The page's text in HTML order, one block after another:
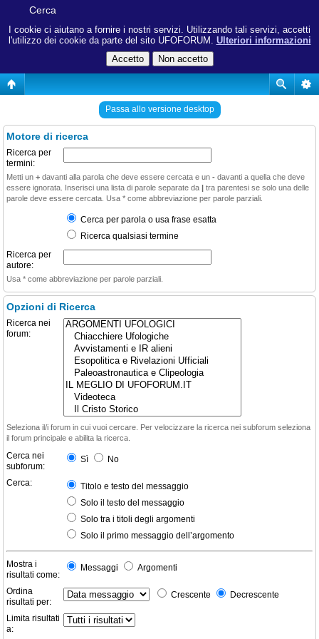
I cookie ci aiutano a fornire i nostri servizi. Utilizzando tali servizi, accetti
l'utilizzo dei cookie da parte del sito UFOFORUM. Ulteriori informazioni
Cerca
Passa allo versione desktop
Motore di ricerca
Ricerca per
termini:
Metti un + davanti alla parola che deve essere cercata e un - davanti a quella che deve
essere ignorata. Inserisci una lista di parole separate da | tra parentesi se solo una delle
parole deve essere cercata. Usa * come abbreviazione per parole parziali.
Cerca per parola o usa frase esatta
Ricerca qualsiasi termine
Ricerca per
autore:
Usa * come abbreviazione per parole parziali.
Opzioni di Ricerca
Ricerca nei
forum:
Seleziona il/i forum in cui vuoi cercare. Per velocizzare la ricerca nei subforum seleziona
il forum principale e abilita la ricerca.
Cerca nei
subforum:
Sì No
Cerca:
Titolo e testo del messaggio
Solo il testo del messaggio
Solo tra i titoli degli argomenti
Solo il primo messaggio dell’argomento
Mostra i
risultati come:
Messaggi Argomenti
Ordina
risultati per:
Crescente Decrescente
Limita risultati
a: